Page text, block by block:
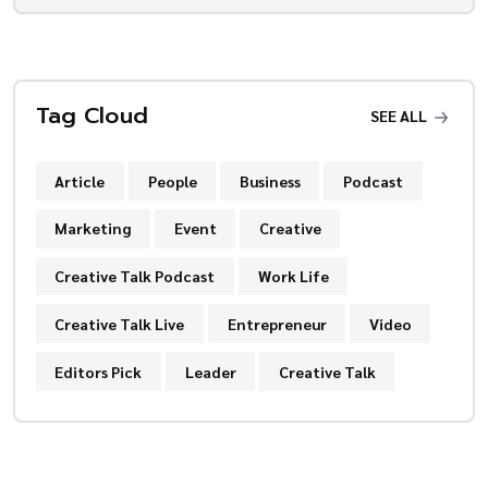
Tag Cloud SEE ALL
Article People Business Podcast
Marketing Event Creative
Creative Talk Podcast Work Life
Creative Talk Live Entrepreneur Video
Editors Pick Leader Creative Talk